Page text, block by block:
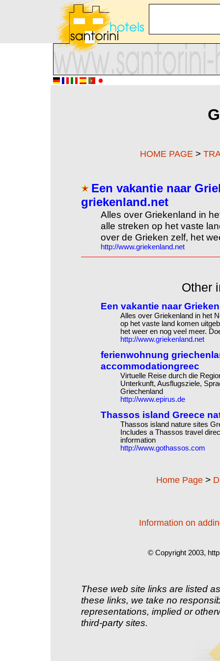
HOME PAGE >
Een vakantie naar
griekenland.net
Alles over Griekenland in
alle streken op het vaste
over de Grieken zelf, het
http://www.griekenland.net
Other
Een vakantie naar
Alles over Griekenland in het
op het vaste land komen
het weer en nog veel meer.
http://www.griekenland.net
ferienwohnung
accommodationgreec
Virtuelle Reise durch die
Unterkunft, Ausflugsziele,
Griechenland
http://www.epirus.de
Thassos island Greece
Thassos island nature sites
Includes a Thassos travel
information
http://www.gothassos.com
Home Page >
Information on
© Copyright 2003,
These web site links are listed
these links, we take no
representations, implied or
third-party sites.